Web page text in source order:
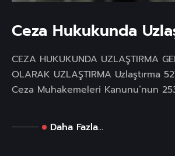
Ceza Hukukunda
CEZA HUKUKUNDA UZLAŞTIRMA
OLARAK UZLAŞTIRMA Uzlaştırma
Ceza Muhakemeleri Kanunu’nun
Daha Fazla...